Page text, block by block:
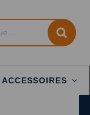
ACCESSOIRES